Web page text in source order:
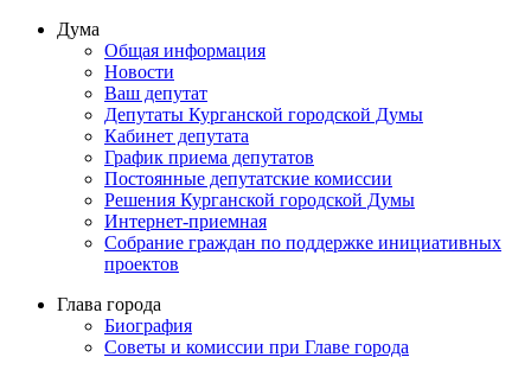
Дума
Общая информация
Новости
Ваш депутат
Депутаты Курганской городской Думы
Кабинет депутата
График приема депутатов
Постоянные депутатские комиссии
Решения Курганской городской Думы
Интернет-приемная
Собрание граждан по поддержке инициативных
проектов
Глава города
Биография
Советы и комиссии при Главе города